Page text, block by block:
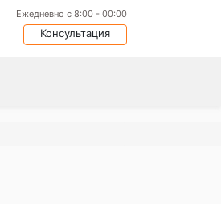
Ежедневно с 8:00 - 00:00
Консультация